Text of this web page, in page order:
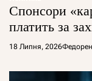
Спонсори
платить за
18 Липня, 2026